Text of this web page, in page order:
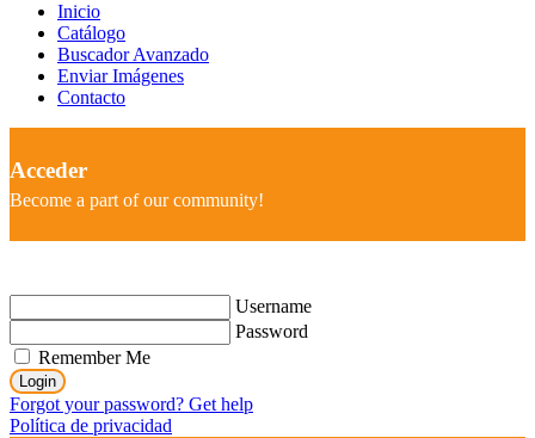
Inicio
Catálogo
Buscador Avanzado
Enviar Imágenes
Contacto
Acceder
Become a part of our community!
Username
Password
Remember Me
Login
Forgot your password? Get help
Política de privacidad